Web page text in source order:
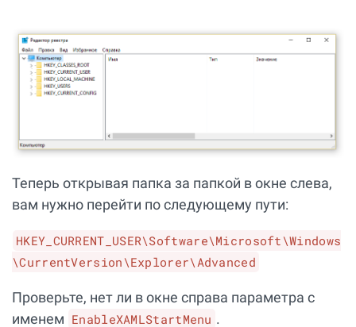
Теперь открывая папка за папкой в окне слева,
вам нужно перейти по следующему пути:
HKEY_CURRENT_USER\Software\Microsoft\Windows
\CurrentVersion\Explorer\Advanced
Проверьте, нет ли в окне справа параметра с
именем EnableXAMLStartMenu .